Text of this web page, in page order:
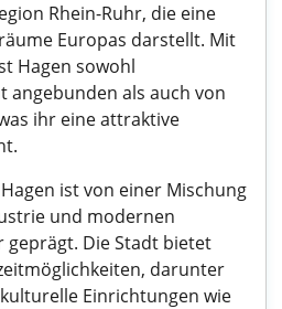
Rhein-Ruhr, die eine
Europas darstellt. Mit
Hagen sowohl
angebunden als auch von
ihr eine attraktive
ist von einer Mischung
und modernen
Die Stadt bietet
darunter
Einrichtungen wie